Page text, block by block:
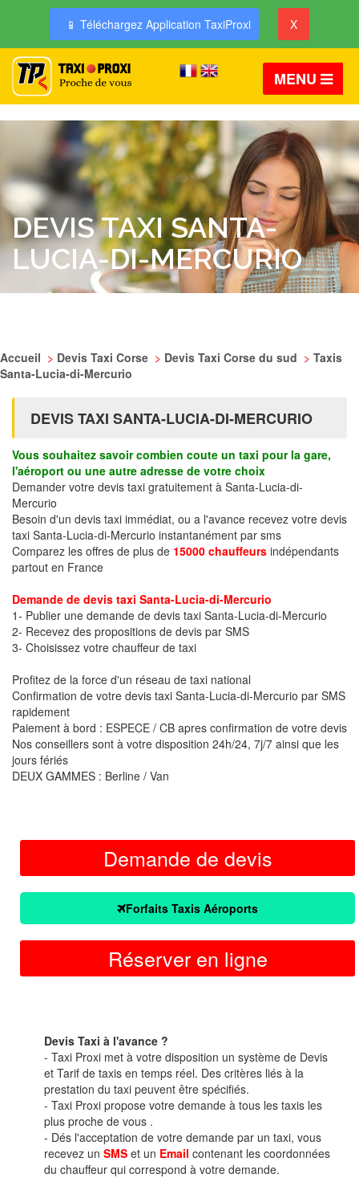
📱 Téléchargez Application TaxiProxi X
MENU
DEVIS TAXI SANTA-
LUCIA-DI-MERCURIO
Accueil > Devis Taxi Corse > Devis Taxi Corse du sud > Taxis
Santa-Lucia-di-Mercurio
DEVIS TAXI SANTA-LUCIA-DI-MERCURIO
Vous souhaitez savoir combien coute un taxi pour la gare,
l'aéroport ou une autre adresse de votre choix
Demander votre devis taxi gratuitement à Santa-Lucia-di-
Mercurio
Besoin d'un devis taxi immédiat, ou a l'avance recevez votre devis
taxi Santa-Lucia-di-Mercurio instantanément par sms
Comparez les offres de plus de 15000 chauffeurs indépendants
partout en France
Demande de devis taxi Santa-Lucia-di-Mercurio
1- Publier une demande de devis taxi Santa-Lucia-di-Mercurio
2- Recevez des propositions de devis par SMS
3- Choisissez votre chauffeur de taxi
Profitez de la force d'un réseau de taxi national
Confirmation de votre devis taxi Santa-Lucia-di-Mercurio par SMS
rapidement
Paiement à bord : ESPECE / CB apres confirmation de votre devis
Nos conseillers sont à votre disposition 24h/24, 7j/7 ainsi que les
jours fériés
DEUX GAMMES : Berline / Van
Demande de devis
Forfaits Taxis Aéroports
Réserver en ligne
Devis Taxi à l'avance ?
- Taxi Proxi met à votre disposition un système de Devis
et Tarif de taxis en temps réel. Des critères liés à la
prestation du taxi peuvent être spécifiés.
- Taxi Proxi propose votre demande à tous les taxis les
plus proche de vous .
- Dés l'acceptation de votre demande par un taxi, vous
recevez un SMS et un Email contenant les coordonnées
du chauffeur qui correspond à votre demande.